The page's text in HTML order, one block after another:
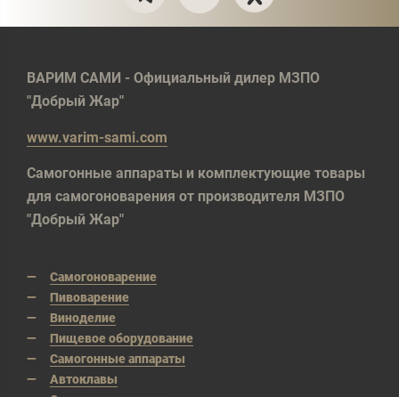
ВАРИМ САМИ - Официальный дилер МЗПО
"Добрый Жар"
www.varim-sami.com
Самогонные аппараты и комплектующие товары
для самогоноварения от производителя МЗПО
"Добрый Жар"
Самогоноварение
Пивоварение
Виноделие
Пищевое оборудование
Самогонные аппараты
Автоклавы